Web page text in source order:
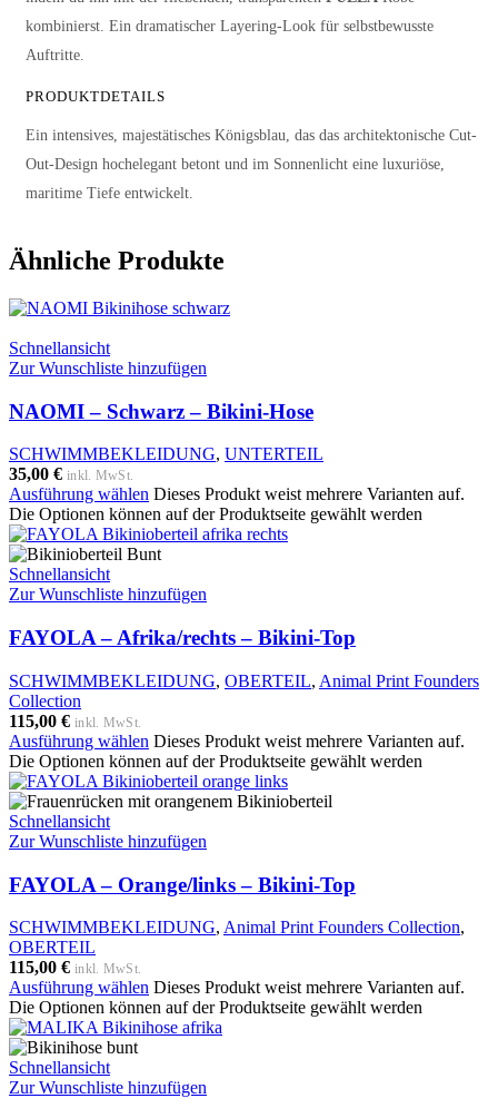
kombinierst. Ein dramatischer Layering-Look für selbstbewusste
Auftritte.
PRODUKTDETAILS
Ein intensives, majestätisches Königsblau, das das architektonische Cut-
Out-Design hochelegant betont und im Sonnenlicht eine luxuriöse,
maritime Tiefe entwickelt.
Ähnliche Produkte
Schnellansicht
Zur Wunschliste hinzufügen
NAOMI – Schwarz – Bikini-Hose
SCHWIMMBEKLEIDUNG, UNTERTEIL
35,00 € inkl. MwSt.
Ausführung wählen Dieses Produkt weist mehrere Varianten auf.
Die Optionen können auf der Produktseite gewählt werden
Schnellansicht
Zur Wunschliste hinzufügen
FAYOLA – Afrika/rechts – Bikini-Top
SCHWIMMBEKLEIDUNG, OBERTEIL, Animal Print Founders
Collection
115,00 € inkl. MwSt.
Ausführung wählen Dieses Produkt weist mehrere Varianten auf.
Die Optionen können auf der Produktseite gewählt werden
Schnellansicht
Zur Wunschliste hinzufügen
FAYOLA – Orange/links – Bikini-Top
SCHWIMMBEKLEIDUNG, Animal Print Founders Collection,
OBERTEIL
115,00 € inkl. MwSt.
Ausführung wählen Dieses Produkt weist mehrere Varianten auf.
Die Optionen können auf der Produktseite gewählt werden
Schnellansicht
Zur Wunschliste hinzufügen